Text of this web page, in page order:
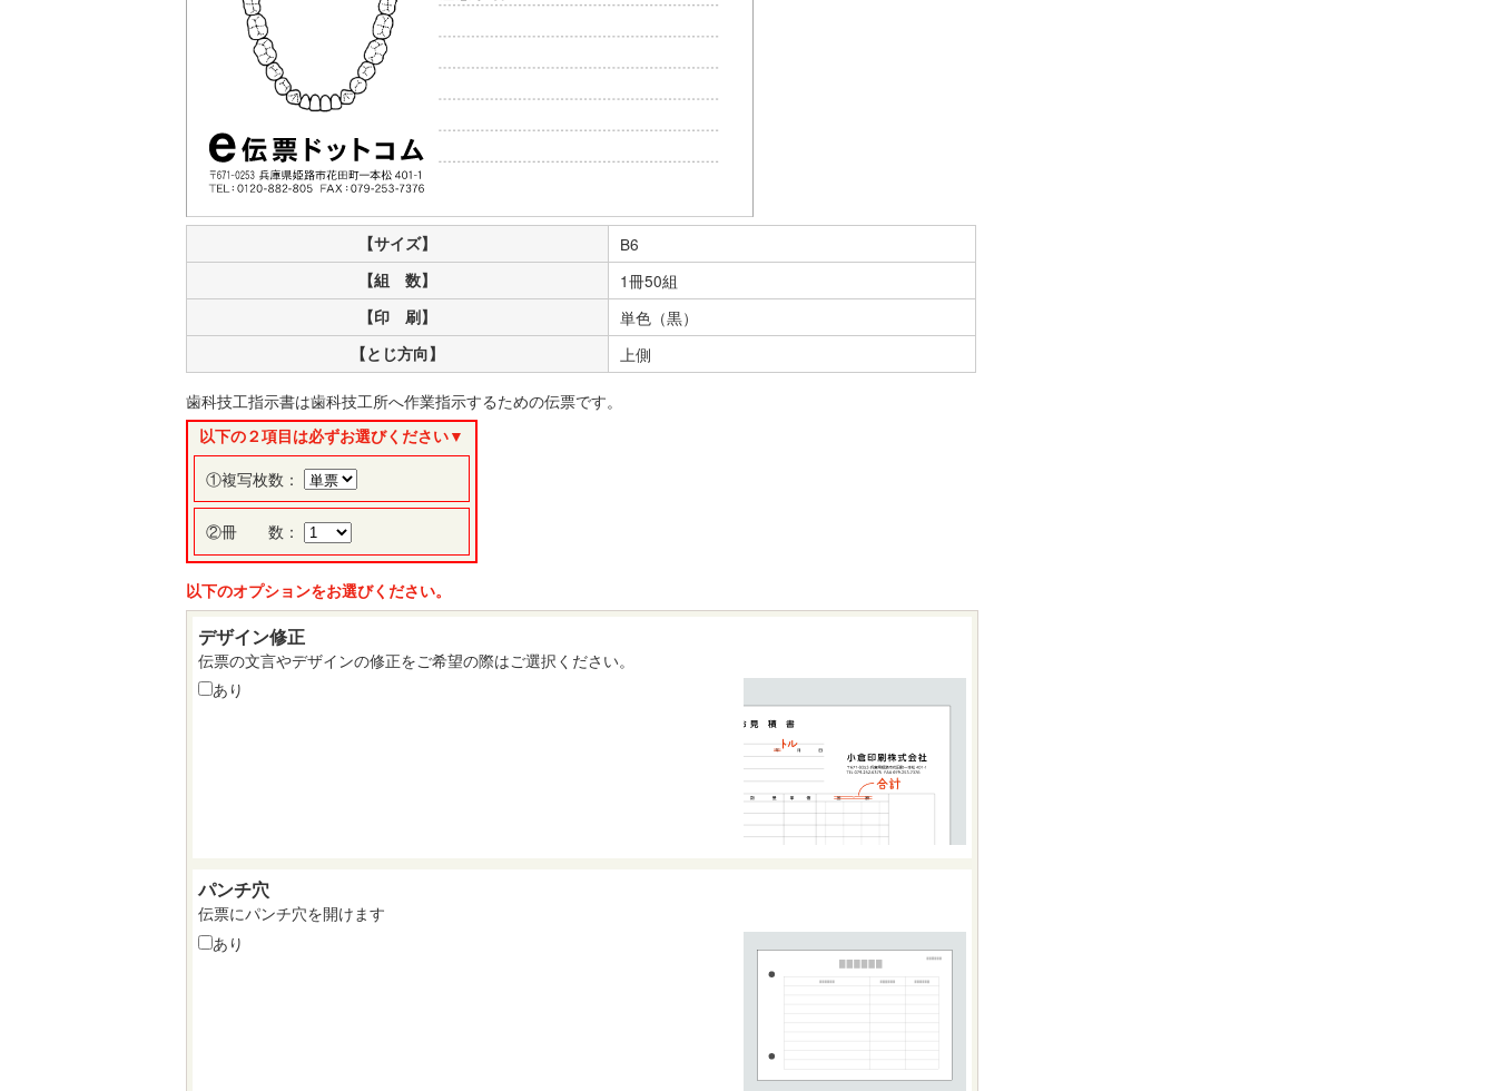
【サイズ】 B6
【組 数】 1冊50組
【印 刷】 単色（黒）
【とじ方向】 上側
歯科技工指示書は歯科技工所へ作業指示するための伝票です。
以下の２項目は必ずお選びください▼
①複写枚数：
②冊 数：
以下のオプションをお選びください。
デザイン修正
伝票の文言やデザインの修正をご希望の際はご選択ください。
あり
パンチ穴
伝票にパンチ穴を開けます
あり